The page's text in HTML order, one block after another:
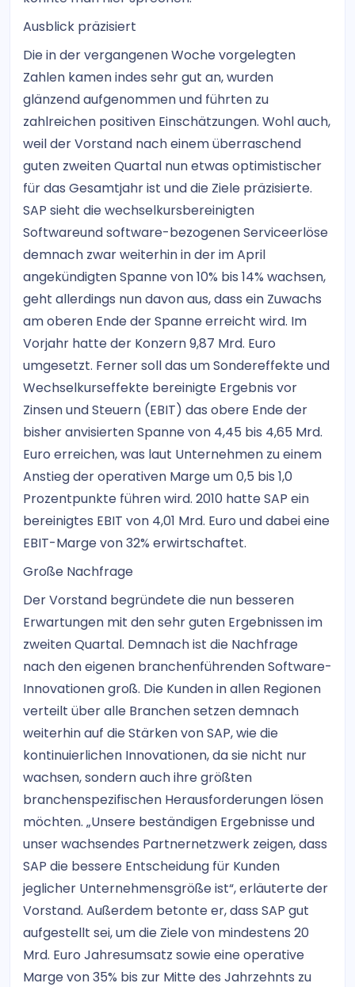
Ausblick präzisiert
Die in der vergangenen Woche vorgelegten
Zahlen kamen indes sehr gut an, wurden
glänzend aufgenommen und führten zu
zahlreichen positiven Einschätzungen. Wohl auch,
weil der Vorstand nach einem überraschend
guten zweiten Quartal nun etwas optimistischer
für das Gesamtjahr ist und die Ziele präzisierte.
SAP sieht die wechselkursbereinigten
Softwareund software-bezogenen Serviceerlöse
demnach zwar weiterhin in der im April
angekündigten Spanne von 10% bis 14% wachsen,
geht allerdings nun davon aus, dass ein Zuwachs
am oberen Ende der Spanne erreicht wird. Im
Vorjahr hatte der Konzern 9,87 Mrd. Euro
umgesetzt. Ferner soll das um Sondereffekte und
Wechselkurseffekte bereinigte Ergebnis vor
Zinsen und Steuern (EBIT) das obere Ende der
bisher anvisierten Spanne von 4,45 bis 4,65 Mrd.
Euro erreichen, was laut Unternehmen zu einem
Anstieg der operativen Marge um 0,5 bis 1,0
Prozentpunkte führen wird. 2010 hatte SAP ein
bereinigtes EBIT von 4,01 Mrd. Euro und dabei eine
EBIT-Marge von 32% erwirtschaftet.
Große Nachfrage
Der Vorstand begründete die nun besseren
Erwartungen mit den sehr guten Ergebnissen im
zweiten Quartal. Demnach ist die Nachfrage
nach den eigenen branchenführenden Software-
Innovationen groß. Die Kunden in allen Regionen
verteilt über alle Branchen setzen demnach
weiterhin auf die Stärken von SAP, wie die
kontinuierlichen Innovationen, da sie nicht nur
wachsen, sondern auch ihre größten
branchenspezifischen Herausforderungen lösen
möchten. „Unsere beständigen Ergebnisse und
unser wachsendes Partnernetzwerk zeigen, dass
SAP die bessere Entscheidung für Kunden
jeglicher Unternehmensgröße ist“, erläuterte der
Vorstand. Außerdem betonte er, dass SAP gut
aufgestellt sei, um die Ziele von mindestens 20
Mrd. Euro Jahresumsatz sowie eine operative
Marge von 35% bis zur Mitte des Jahrzehnts zu